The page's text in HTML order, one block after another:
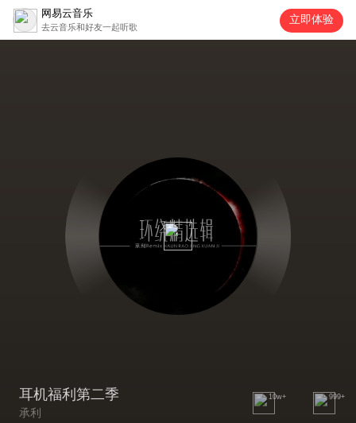
网易云音乐
去云音乐和好友一起听歌
立即体验
耳机福利第二季
承利
10w+ 999+